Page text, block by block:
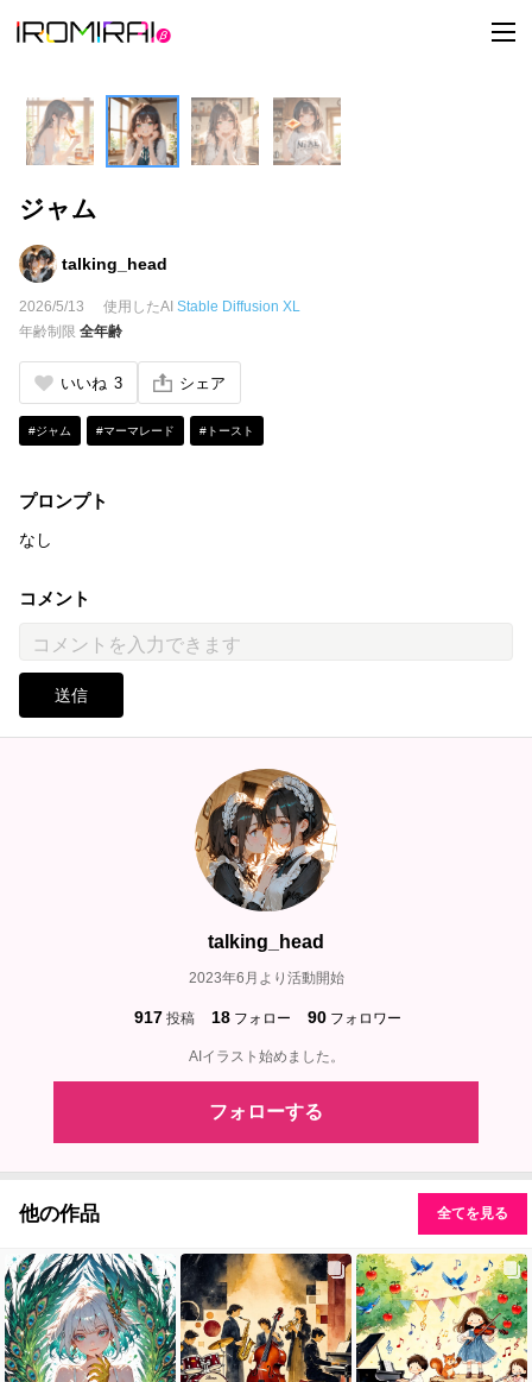
t
o
ジャム
talking_head
2026/5/13 使用したAI Stable Diffusion XL
年齢制限 全年齢
いいね 3 シェア
#ジャム #マーマレード #トースト
プロンプト
なし
コメント
送信
talking_head
2023年6月より活動開始
917 投稿 18 フォロー 90 フォロワー
AIイラスト始めました。
フォローする
他の作品 全てを見る